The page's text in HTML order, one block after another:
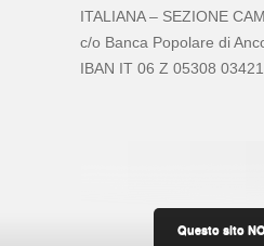
ITALIANA – SEZIONE
c/o Banca Popolare di
IBAN IT 06 Z 05308
Questo sito